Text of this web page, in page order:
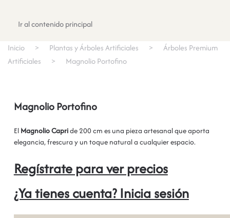
Ir al contenido principal
Inicio Plantas y Árboles Artificiales
Árboles Premium
Artificiales
Magnolio Portofino
Magnolio Portofino
El Magnolio Capride 200 cm es una pieza artesanal que aporta
elegancia, frescura y un toque natural a cualquier espacio.
Regístrate para ver precios
¿Ya tienes cuenta? Inicia sesión